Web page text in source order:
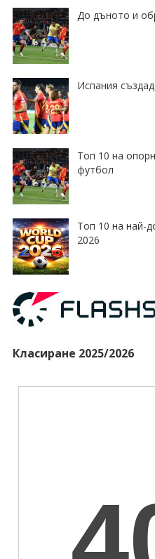
До дъното и
Испания
Топ 10 на
футбол
Топ 10 на най-
2026
Класиране 2025/2026